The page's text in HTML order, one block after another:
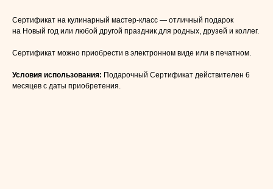
Сертификат на кулинарный мастер-класс — отличный подарок
на Новый год или любой другой праздник для родных, друзей и коллег.
Сертификат можно приобрести в электронном виде или в печатном.
Условия использования: Подарочный Сертификат действителен 6
месяцев с даты приобретения.